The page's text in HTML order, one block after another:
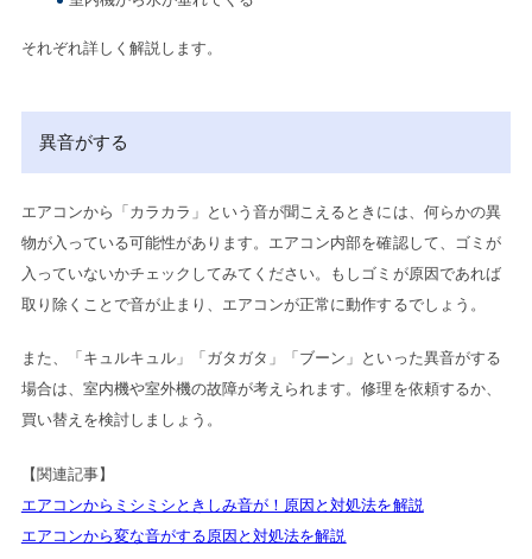
それぞれ詳しく解説します。
異音がする
エアコンから「カラカラ」という音が聞こえるときには、何らかの異
物が入っている可能性があります。エアコン内部を確認して、ゴミが
入っていないかチェックしてみてください。もしゴミが原因であれば
取り除くことで音が止まり、エアコンが正常に動作するでしょう。
また、「キュルキュル」「ガタガタ」「ブーン」といった異音がする
場合は、室内機や室外機の故障が考えられます。修理を依頼するか、
買い替えを検討しましょう。
【関連記事】
エアコンからミシミシときしみ音が！原因と対処法を解説
エアコンから変な音がする原因と対処法を解説